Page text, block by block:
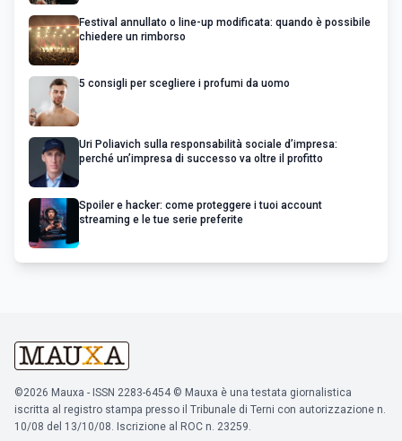
Festival annullato o line-up modificata: quando è possibile
chiedere un rimborso
5 consigli per scegliere i profumi da uomo
Uri Poliavich sulla responsabilità sociale d’impresa:
perché un’impresa di successo va oltre il profitto
Spoiler e hacker: come proteggere i tuoi account
streaming e le tue serie preferite
©2026 Mauxa - ISSN 2283-6454 © Mauxa è una testata giornalistica
iscritta al registro stampa presso il Tribunale di Terni con autorizzazione n.
10/08 del 13/10/08. Iscrizione al ROC n. 23259.